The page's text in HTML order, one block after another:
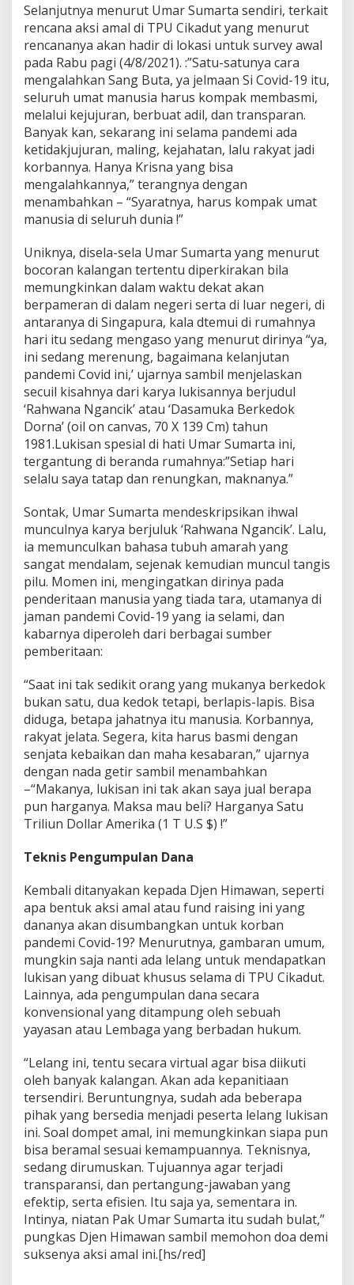
Selanjutnya menurut Umar Sumarta sendiri, terkait
rencana aksi amal di TPU Cikadut yang menurut
rencananya akan hadir di lokasi untuk survey awal
pada Rabu pagi (4/8/2021). :”Satu-satunya cara
mengalahkan Sang Buta, ya jelmaan Si Covid-19 itu,
seluruh umat manusia harus kompak membasmi,
melalui kejujuran, berbuat adil, dan transparan.
Banyak kan, sekarang ini selama pandemi ada
ketidakjujuran, maling, kejahatan, lalu rakyat jadi
korbannya. Hanya Krisna yang bisa
mengalahkannya,” terangnya dengan
menambahkan – “Syaratnya, harus kompak umat
manusia di seluruh dunia !”
Uniknya, disela-sela Umar Sumarta yang menurut
bocoran kalangan tertentu diperkirakan bila
memungkinkan dalam waktu dekat akan
berpameran di dalam negeri serta di luar negeri, di
antaranya di Singapura, kala dtemui di rumahnya
hari itu sedang mengaso yang menurut dirinya “ya,
ini sedang merenung, bagaimana kelanjutan
pandemi Covid ini,’ ujarnya sambil menjelaskan
secuil kisahnya dari karya lukisannya berjudul
‘Rahwana Ngancik’ atau ‘Dasamuka Berkedok
Dorna’ (oil on canvas, 70 X 139 Cm) tahun
1981.Lukisan spesial di hati Umar Sumarta ini,
tergantung di beranda rumahnya:”Setiap hari
selalu saya tatap dan renungkan, maknanya.”
Sontak, Umar Sumarta mendeskripsikan ihwal
munculnya karya berjuluk ‘Rahwana Ngancik’. Lalu,
ia memunculkan bahasa tubuh amarah yang
sangat mendalam, sejenak kemudian muncul tangis
pilu. Momen ini, mengingatkan dirinya pada
penderitaan manusia yang tiada tara, utamanya di
jaman pandemi Covid-19 yang ia selami, dan
kabarnya diperoleh dari berbagai sumber
pemberitaan:
“Saat ini tak sedikit orang yang mukanya berkedok
bukan satu, dua kedok tetapi, berlapis-lapis. Bisa
diduga, betapa jahatnya itu manusia. Korbannya,
rakyat jelata. Segera, kita harus basmi dengan
senjata kebaikan dan maha kesabaran,” ujarnya
dengan nada getir sambil menambahkan
–“Makanya, lukisan ini tak akan saya jual berapa
pun harganya. Maksa mau beli? Harganya Satu
Triliun Dollar Amerika (1 T U.S $) !”
Teknis Pengumpulan Dana
Kembali ditanyakan kepada Djen Himawan, seperti
apa bentuk aksi amal atau fund raising ini yang
dananya akan disumbangkan untuk korban
pandemi Covid-19? Menurutnya, gambaran umum,
mungkin saja nanti ada lelang untuk mendapatkan
lukisan yang dibuat khusus selama di TPU Cikadut.
Lainnya, ada pengumpulan dana secara
konvensional yang ditampung oleh sebuah
yayasan atau Lembaga yang berbadan hukum.
“Lelang ini, tentu secara virtual agar bisa diikuti
oleh banyak kalangan. Akan ada kepanitiaan
tersendiri. Beruntungnya, sudah ada beberapa
pihak yang bersedia menjadi peserta lelang lukisan
ini. Soal dompet amal, ini memungkinkan siapa pun
bisa beramal sesuai kemampuannya. Teknisnya,
sedang dirumuskan. Tujuannya agar terjadi
transparansi, dan pertangung-jawaban yang
efektip, serta efisien. Itu saja ya, sementara in.
Intinya, niatan Pak Umar Sumarta itu sudah bulat,”
pungkas Djen Himawan sambil memohon doa demi
suksenya aksi amal ini.[hs/red]